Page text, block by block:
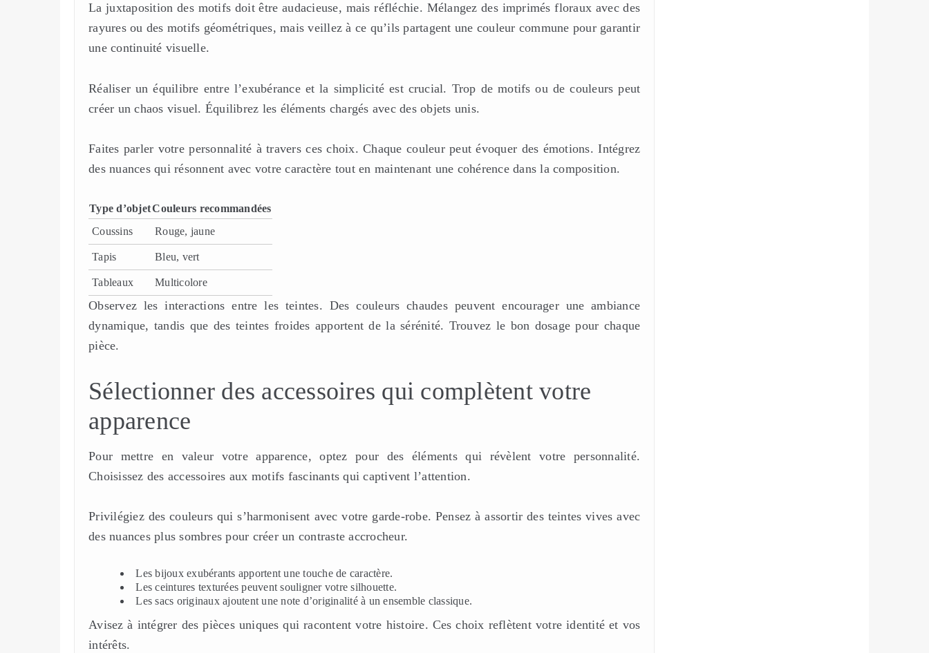
La juxtaposition des motifs doit être audacieuse, mais réfléchie. Mélangez des imprimés floraux avec des
rayures ou des motifs géométriques, mais veillez à ce qu’ils partagent une couleur commune pour garantir
une continuité visuelle.
Réaliser un équilibre entre l’exubérance et la simplicité est crucial. Trop de motifs ou de couleurs peut
créer un chaos visuel. Équilibrez les éléments chargés avec des objets unis.
Faites parler votre personnalité à travers ces choix. Chaque couleur peut évoquer des émotions. Intégrez
des nuances qui résonnent avec votre caractère tout en maintenant une cohérence dans la composition.
Type d’objetCouleurs recommandées
Coussins
Rouge, jaune
Tapis Bleu, vert
Tableaux Multicolore
Observez les interactions entre les teintes. Des couleurs chaudes peuvent encourager une ambiance
dynamique, tandis que des teintes froides apportent de la sérénité. Trouvez le bon dosage pour chaque
pièce.
Sélectionner des accessoires qui complètent votre
apparence
Pour mettre en valeur votre apparence, optez pour des éléments qui révèlent votre personnalité.
Choisissez des accessoires aux motifs fascinants qui captivent l’attention.
Privilégiez des couleurs qui s’harmonisent avec votre garde-robe. Pensez à assortir des teintes vives avec
des nuances plus sombres pour créer un contraste accrocheur.
Les bijoux exubérants apportent une touche de caractère.
Les ceintures texturées peuvent souligner votre silhouette.
Les sacs originaux ajoutent une note d’originalité à un ensemble classique.
Avisez à intégrer des pièces uniques qui racontent votre histoire. Ces choix reflètent votre identité et vos
intérêts.